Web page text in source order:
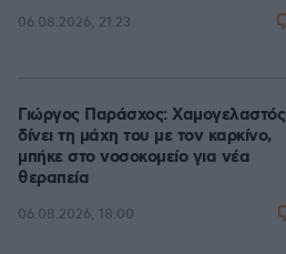
06.08.2026, 21:23
Γιώργος Παράσχος:
δίνει τη μάχη του με τον καρκίνο,
μπήκε στο νοσοκομείο για νέα
θεραπεία
06.08.2026, 18:00